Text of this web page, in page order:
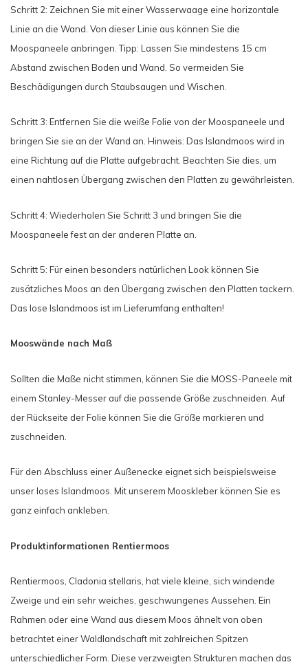
Schritt 2: Zeichnen Sie mit einer Wasserwaage eine horizontale
Linie an die Wand. Von dieser Linie aus können Sie die
Moospaneele anbringen. Tipp: Lassen Sie mindestens 15 cm
Abstand zwischen Boden und Wand. So vermeiden Sie
Beschädigungen durch Staubsaugen und Wischen.
Schritt 3: Entfernen Sie die weiße Folie von der Moospaneele und
bringen Sie sie an der Wand an. Hinweis: Das Islandmoos wird in
eine Richtung auf die Platte aufgebracht. Beachten Sie dies, um
einen nahtlosen Übergang zwischen den Platten zu gewährleisten.
Schritt 4: Wiederholen Sie Schritt 3 und bringen Sie die
Moospaneele fest an der anderen Platte an.
Schritt 5: Für einen besonders natürlichen Look können Sie
zusätzliches Moos an den Übergang zwischen den Platten tackern.
Das lose Islandmoos ist im Lieferumfang enthalten!
Mooswände nach Maß
Sollten die Maße nicht stimmen, können Sie die MOSS-Paneele mit
einem Stanley-Messer auf die passende Größe zuschneiden. Auf
der Rückseite der Folie können Sie die Größe markieren und
zuschneiden.
Für den Abschluss einer Außenecke eignet sich beispielsweise
unser loses Islandmoos. Mit unserem Mooskleber können Sie es
ganz einfach ankleben.
Produktinformationen Rentiermoos
Rentiermoos, Cladonia stellaris, hat viele kleine, sich windende
Zweige und ein sehr weiches, geschwungenes Aussehen. Ein
Rahmen oder eine Wand aus diesem Moos ähnelt von oben
betrachtet einer Waldlandschaft mit zahlreichen Spitzen
unterschiedlicher Form. Diese verzweigten Strukturen machen das